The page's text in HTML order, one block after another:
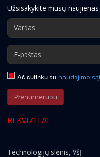
Užsisakykite mūsų naujienas
Aš sutinku su naudojimo
Prenumeruoti
REKVIZITAI
Technologijų slėnis, VšĮ